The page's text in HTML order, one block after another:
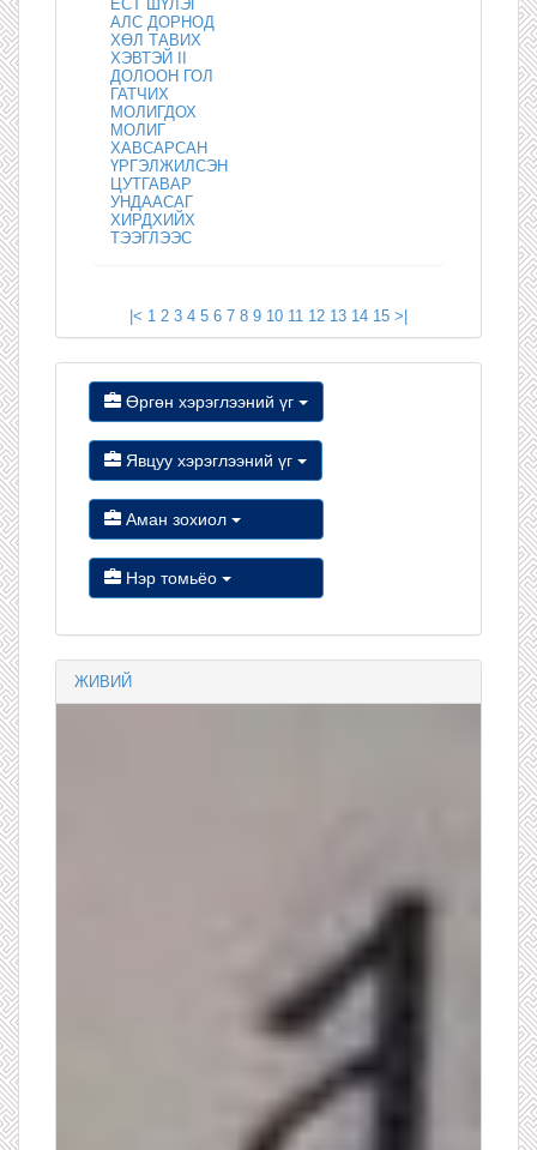
ЕСТ ШҮЛЭГ
АЛС ДОРНОД
ХӨЛ ТАВИХ
ХЭВТЭЙ II
ДОЛООН ГОЛ
ГАТЧИХ
МОЛИГДОХ
МОЛИГ
ХАВСАРСАН
ҮРГЭЛЖИЛСЭН
ЦУТГАВАР
УНДААСАГ
ХИРДХИЙХ
ТЭЭГЛЭЭС
|< 1 2 3 4 5 6 7 8 9 10 11 12 13 14 15 >|
Өргөн хэрэглээний үг
Явцуу хэрэглээний үг
Аман зохиол
Нэр томьёо
ЖИВИЙ